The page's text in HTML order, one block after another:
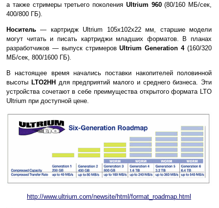
а также стримеры третьего поколения Ultrium 960(80/160 МБ/сек,
400/800 ГБ).
Носитель — картридж Ultrium 105x102x22 мм, старшие модели
могут читать и писать картриджи младших форматов. В планах
разработчиков — выпуск стримеровUltrium Generation 4(160/320
МБ/сек, 800/1600 ГБ).
В настоящее время начались поставки накопителей половинной
высоты LTO2HH для предприятий малого и среднего бизнеса. Эти
устройства сочетают в себе преимущества открытого формата LTO
Ultrium при доступной цене.
http://www.ultrium.com/newsite/html/format_roadmap.html